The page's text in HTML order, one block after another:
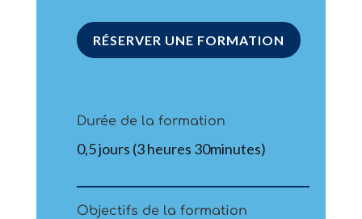
RÉSERVER UNE FORMATION
Durée de la formation
0,5 jours (3 heures 30minutes)
Objectifs de la formation